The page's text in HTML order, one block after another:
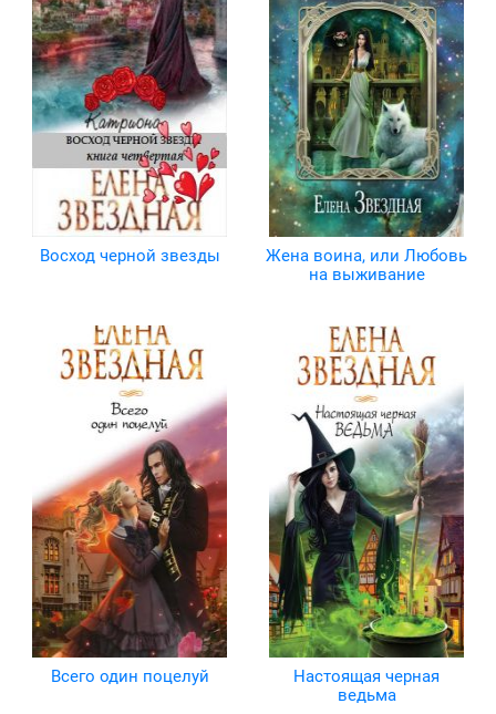
Восход черной звезды
Жена воина, или Любовь
на выживание
Всего один поцелуй
Настоящая черная
ведьма